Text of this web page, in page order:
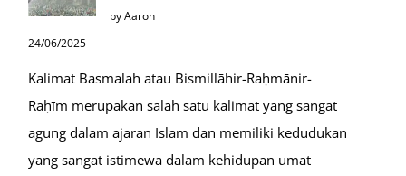
by Aaron
24/06/2025
Kalimat Basmalah atau Bismillāhir-Raḥmānir-
Raḥīm merupakan salah satu kalimat yang sangat
agung dalam ajaran Islam dan memiliki kedudukan
yang sangat istimewa dalam kehidupan umat